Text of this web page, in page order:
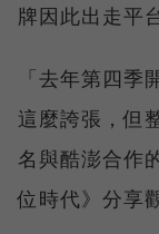
牌因此出走平
「去年第四
這麼誇張，但
名與酷澎合作
位時代》分享